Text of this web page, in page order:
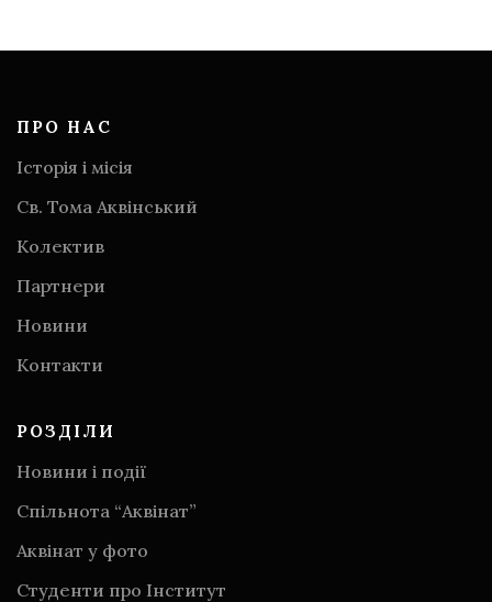
ПРО НАС
Історія і місія
Св. Тома Аквінський
Колектив
Партнери
Новини
Контакти
РОЗДІЛИ
Новини і події
Спільнота “Аквінат”
Аквінат у фото
Студенти про Інститут